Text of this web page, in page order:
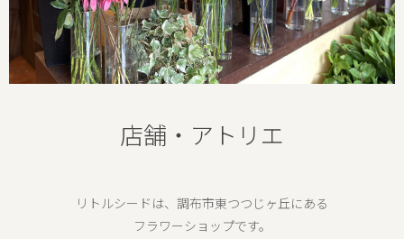
店舗・アトリエ
リトルシードは、調布市東つつじヶ丘にある
フラワーショップです。